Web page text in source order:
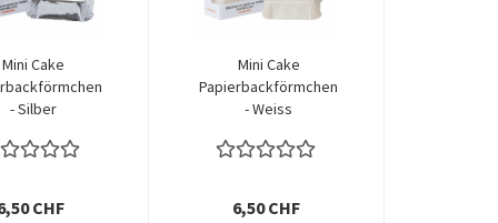
Mini Cake
- Silber
CHF
Mini Cake
Papierbackförmchen
- Weiss
6,50 CHF